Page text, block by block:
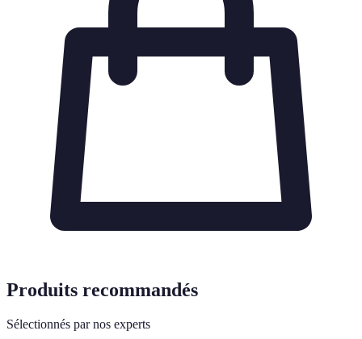
Produits recommandés
Sélectionnés par nos experts